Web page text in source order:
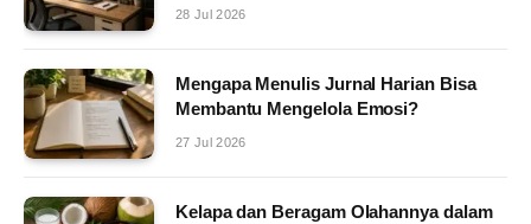
28 Jul 2026
Mengapa Menulis Jurnal Harian Bisa
Membantu Mengelola Emosi?
27 Jul 2026
Kelapa dan Beragam Olahannya dalam